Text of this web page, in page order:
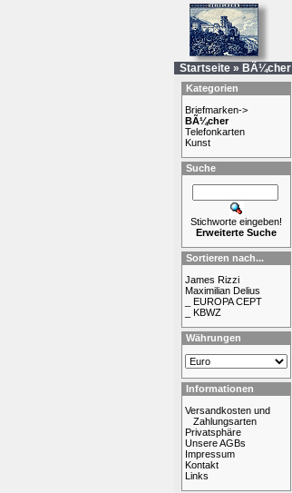
Startseite » BÃ¼cher
Kategorien
Briefmarken->
BÃ¼cher
Telefonkarten
Kunst
Suche
Stichworte eingeben!
Erweiterte Suche
Sortieren nach...
James Rizzi
Maximilian Delius
_ EUROPA CEPT
_ KBWZ
Währungen
Informationen
Versandkosten und
Zahlungsarten
Privatsphäre
Unsere AGBs
Impressum
Kontakt
Links